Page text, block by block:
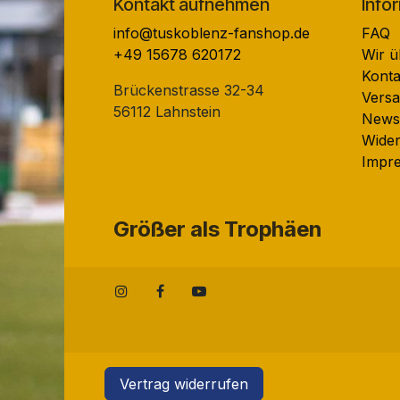
Kontakt aufnehmen
info@tuskoblenz-fanshop.de
+49 15678 620172
Brückenstrasse 32-34
56112 Lahnstein
FAQ
Wir
Größer als Trophäen
Vertrag widerrufen